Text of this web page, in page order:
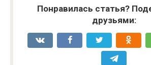
Понравилась статья?
друзьями: